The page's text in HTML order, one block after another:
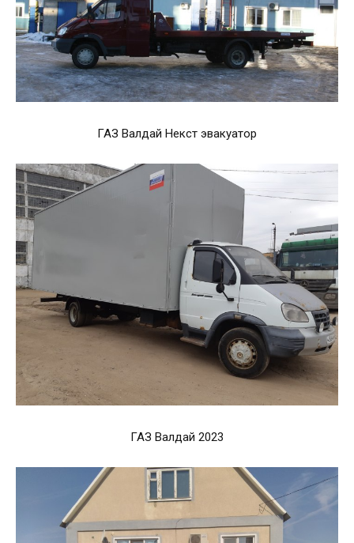
ГАЗ Валдай Некст эвакуатор
ГАЗ Валдай 2023